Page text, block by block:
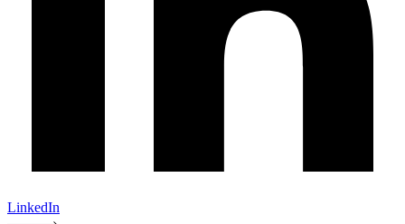
LinkedIn